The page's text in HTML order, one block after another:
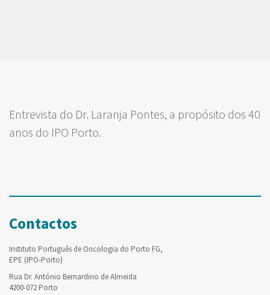
Entrevista do Dr. Laranja Pontes, a propósito dos 40
anos do IPO Porto.
Contactos
Instituto Português de Oncologia do Porto FG,
EPE (IPO-Porto)
Rua Dr. António Bernardino de Almeida
4200-072 Porto